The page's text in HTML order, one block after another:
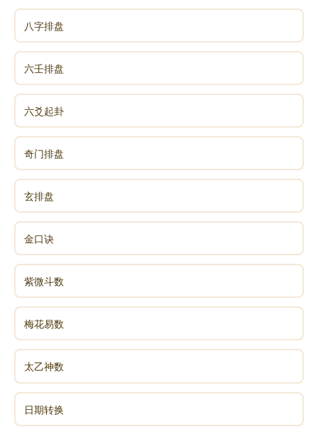
八字排盘
六壬排盘
六爻起卦
奇门排盘
玄排盘
金口诀
紫微斗数
梅花易数
太乙神数
日期转换